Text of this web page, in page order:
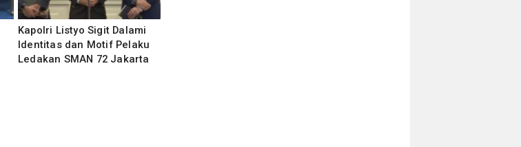
‎Kapolri Listyo Sigit Dalami
Identitas dan Motif Pelaku
Ledakan SMAN 72 Jakarta